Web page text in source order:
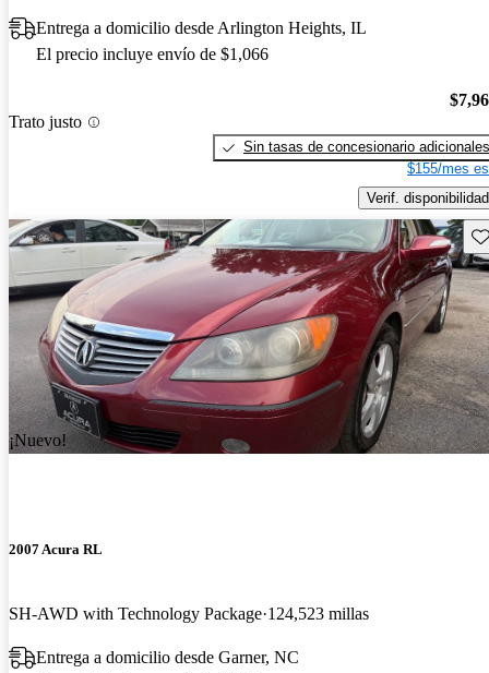
Entrega a domicilio desde Arlington Heights, IL
El precio incluye envío de $1,066
Trato justo
Sin tasas de concesionario adicionales
$155/mes
Verif. disponibilidad
¡Nuevo!
2007 Acura RL
SH-AWD with Technology Package 124,523 millas
Entrega a domicilio desde Garner, NC